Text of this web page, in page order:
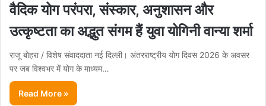
वैदिक योग परंपरा, संस्कार, अनुशासन और
उत्कृष्टता का अद्भुत संगम हैं युवा योगिनी वान्या शर्मा
राजू बोहरा / विशेष संवाददाता नई दिल्ली। अंतरराष्ट्रीय योग दिवस 2026 के अवसर
पर जब विश्वभर में योग के माध्यम…
Read More »